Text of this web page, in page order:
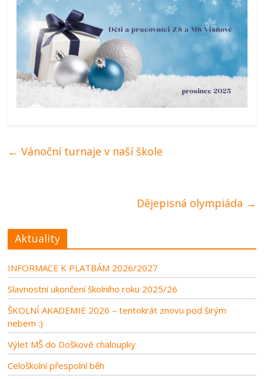
← Vánoční turnaje v naší škole
Dějepisná olympiáda →
Aktuality
INFORMACE K PLATBÁM 2026/2027
Slavnostní ukončení školního roku 2025/26
ŠKOLNÍ AKADEMIE 2026 – tentokrát znovu pod širým
nebem :)
Výlet MŠ do Doškové chaloupky
Celoškolní přespolní běh